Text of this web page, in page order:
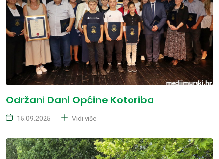
Održani Dani Općine Kotoriba
15.09.2025 Vidi više